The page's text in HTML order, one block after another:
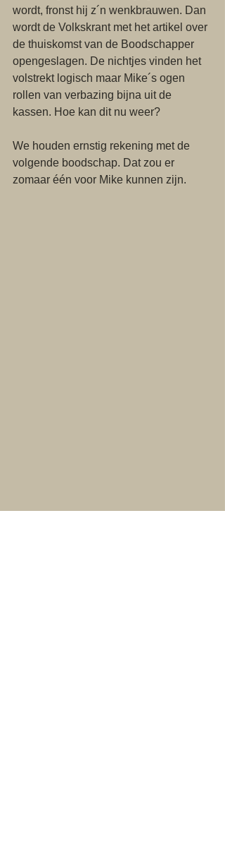
wordt, fronst hij z´n wenkbrauwen. Dan
wordt de Volkskrant met het artikel over
de thuiskomst van de Boodschapper
opengeslagen. De nichtjes vinden het
volstrekt logisch maar Mike´s ogen
rollen van verbazing bijna uit de
kassen. Hoe kan dit nu weer?
We houden ernstig rekening met de
volgende boodschap. Dat zou er
zomaar één voor Mike kunnen zijn.